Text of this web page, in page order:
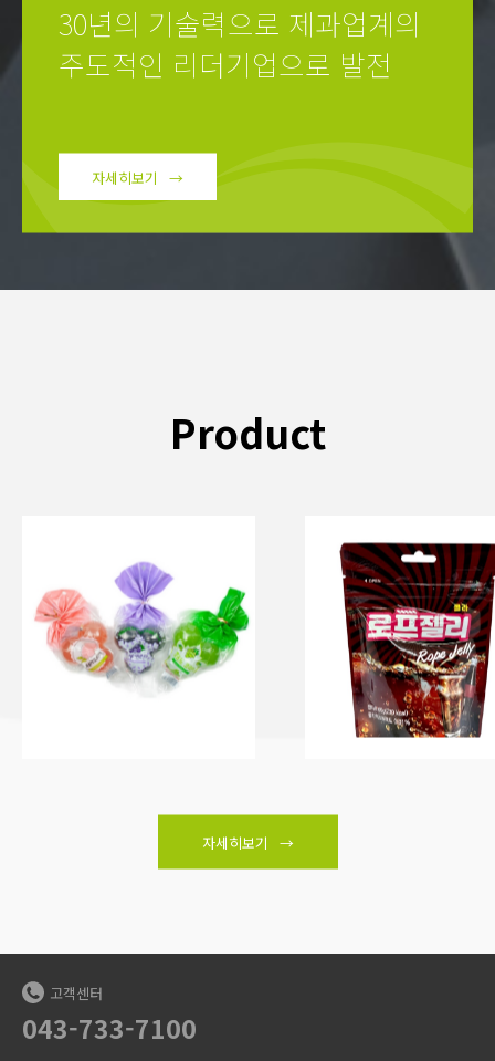
자세히보기
30년의 기술력으로 제과업계의
주도적인 리더기업으로 발전
Product
자세히보기
고객센터
043-733-7100